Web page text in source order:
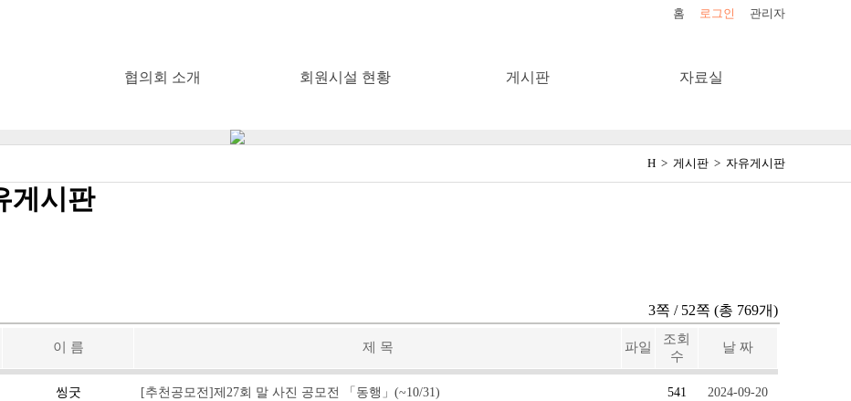
홈 로그인 관리자
협의회 소개 회원시설 현황 게시판 자료실
H > 게시판 > 자유게시판
게시판
3쪽 / 52쪽 (총 769개)
이 름 제 목 파일
조회
수
날 짜
씽굿 [추천공모전]제27회 말 사진 공모전 「동행」(~10/31) 541 2024-09-20